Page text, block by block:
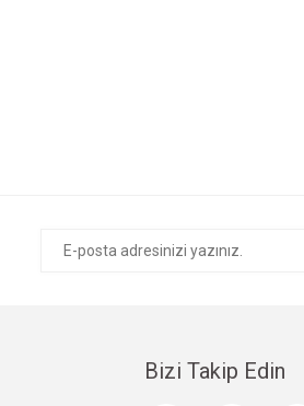
Bizi Takip Edin